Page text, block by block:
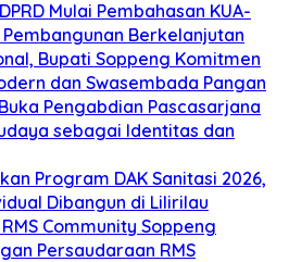
Mulai Pembahasan KUA-
Pembangunan Berkelanjutan
Bupati Soppeng Komitmen
dan Swasembada Pangan
Pengabdian Pascasarjana
sebagai Identitas dan
Program DAK Sanitasi 2026,
Dibangun di Lilirilau
Community Soppeng
Persaudaraan RMS